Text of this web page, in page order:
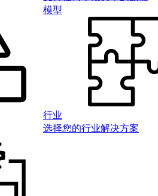
模型
行业
选择您的行业解决方案